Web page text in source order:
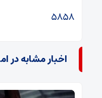
۵۸۵۸
اخبار مشابه در